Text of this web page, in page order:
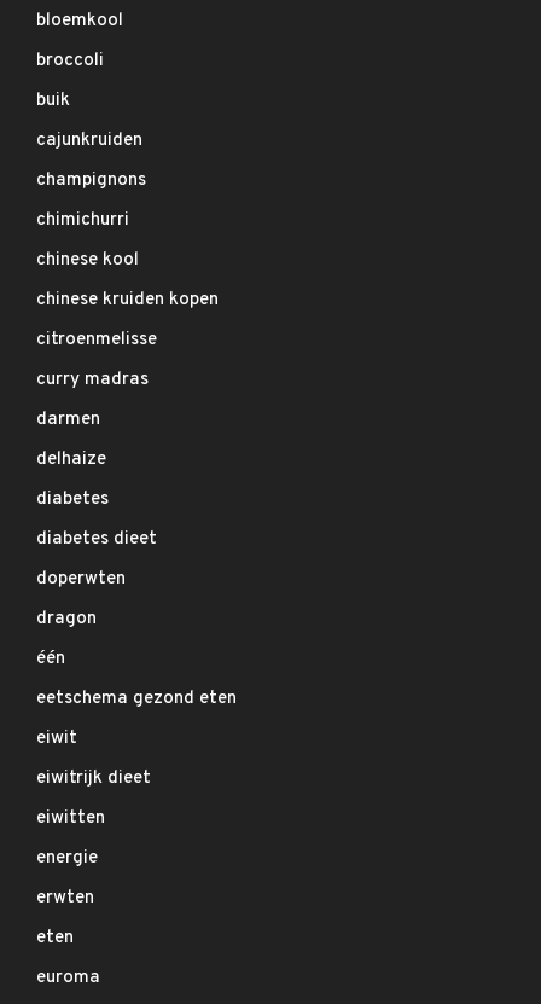
bloemkool
broccoli
buik
cajunkruiden
champignons
chimichurri
chinese kool
chinese kruiden kopen
citroenmelisse
curry madras
darmen
delhaize
diabetes
diabetes dieet
doperwten
dragon
één
eetschema gezond eten
eiwit
eiwitrijk dieet
eiwitten
energie
erwten
eten
euroma